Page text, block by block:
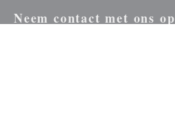
Neem contact met ons op